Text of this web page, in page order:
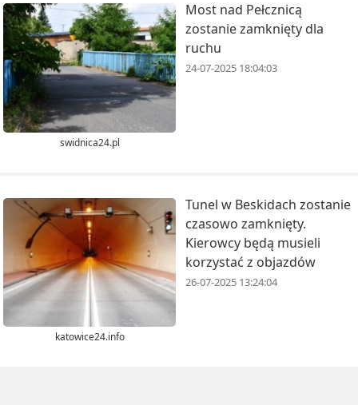
swidnica24.pl
Most nad Pełcznicą
zostanie zamknięty dla
ruchu
24-07-2025 18:04:03
katowice24.info
Tunel w Beskidach zostanie
czasowo zamknięty.
Kierowcy będą musieli
korzystać z objazdów
26-07-2025 13:24:04